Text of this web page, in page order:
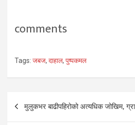
comments
Tags: जबज, दाहाल, पुष्पकमल
Post
navigation
मुलुकभर बाढीपहिरोको अत्यधिक जोखिम,